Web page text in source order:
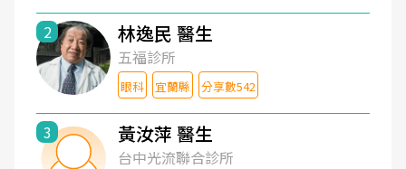
2 林逸民 醫生
五福診所
眼科 宜蘭縣 分享數542
3 黃汝萍 醫生
台中光流聯合診所